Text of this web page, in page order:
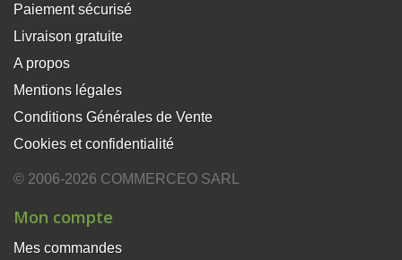
Paiement sécurisé
Livraison gratuite
A propos
Mentions légales
Conditions Générales de Vente
Cookies et confidentialité
© 2006-2026 COMMERCEO SARL
Mon compte
Mes commandes